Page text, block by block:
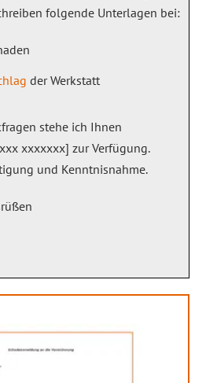
folgende Unterlagen bei:
der Werkstatt
stehe ich Ihnen
xxxxxxx] zur Verfügung.
und Kenntnisnahme.